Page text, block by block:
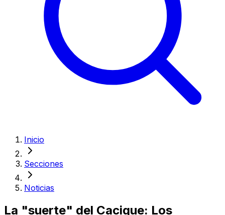
Inicio
Secciones
Noticias
La "suerte" del Cacique: Los